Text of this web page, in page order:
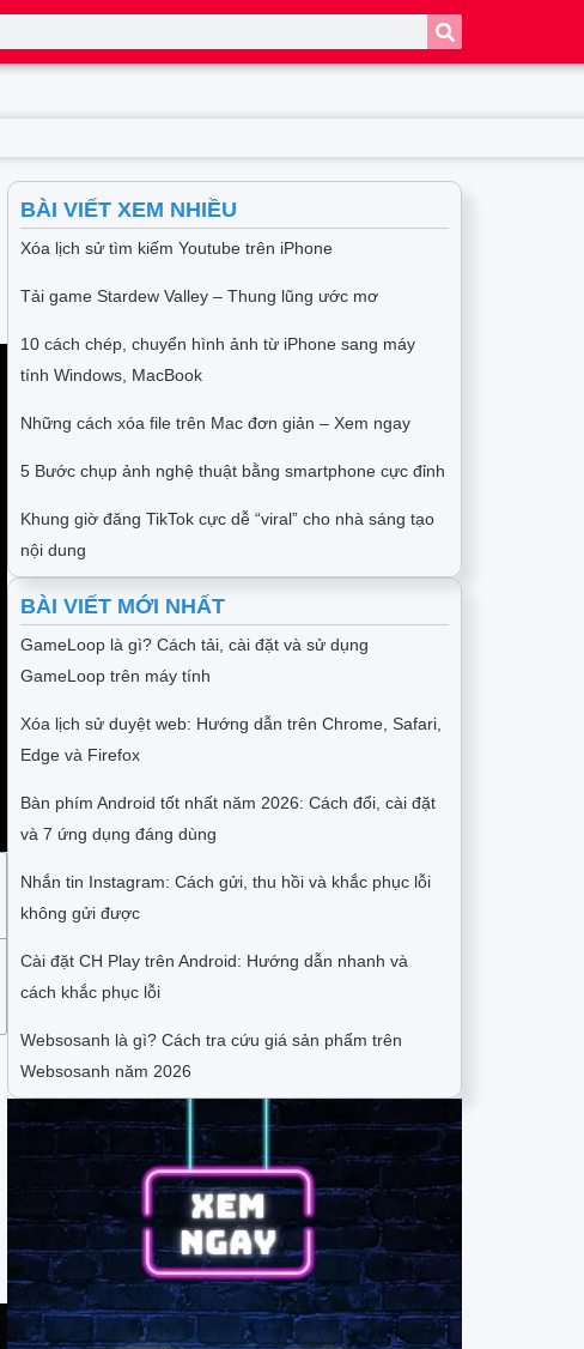
BÀI VIẾT XEM NHIỀU
Xóa lịch sử tìm kiếm Youtube trên iPhone
Tải game Stardew Valley – Thung lũng ước mơ
10 cách chép, chuyển hình ảnh từ iPhone sang máy
tính Windows, MacBook
Những cách xóa file trên Mac đơn giản – Xem ngay
5 Bước chụp ảnh nghệ thuật bằng smartphone cực đỉnh
Khung giờ đăng TikTok cực dễ “viral” cho nhà sáng tạo
nội dung
BÀI VIẾT MỚI NHẤT
GameLoop là gì? Cách tải, cài đặt và sử dụng
GameLoop trên máy tính
Xóa lịch sử duyệt web: Hướng dẫn trên Chrome, Safari,
Edge và Firefox
Bàn phím Android tốt nhất năm 2026: Cách đổi, cài đặt
và 7 ứng dụng đáng dùng
Nhắn tin Instagram: Cách gửi, thu hồi và khắc phục lỗi
không gửi được
Cài đặt CH Play trên Android: Hướng dẫn nhanh và
cách khắc phục lỗi
Websosanh là gì? Cách tra cứu giá sản phẩm trên
Websosanh năm 2026